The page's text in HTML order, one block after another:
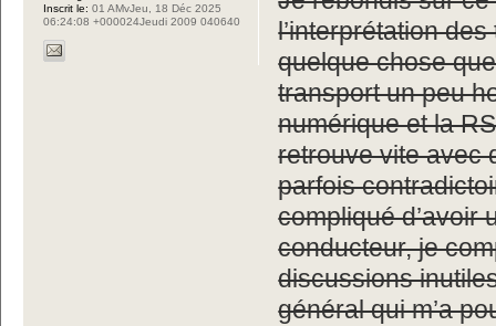
l’interprétation
quelque chose
transport un peu
numérique et la
retrouve vite avec
parfois
compliqué d’avoir
conducteur, je
discussions
général qui m’a
Inscrit le: 01 AMvJeu, 18 Déc 2025
06:24:08 +000024Jeudi 2009 040640